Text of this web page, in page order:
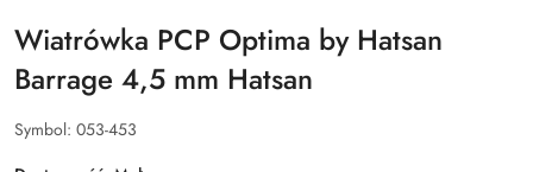
Wiatrówka PCP Optima by Hatsan
Barrage 4,5 mm Hatsan
Symbol: 053-453